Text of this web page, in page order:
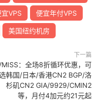
VPS 便宜年付VPS
美国纽约机房
下一篇
：全场8折循环优惠，可
韩国/日本/香港CN2 BGP/洛
杉矶CN2 GIA/9929/CMIN2
等，月付4加元约21元起